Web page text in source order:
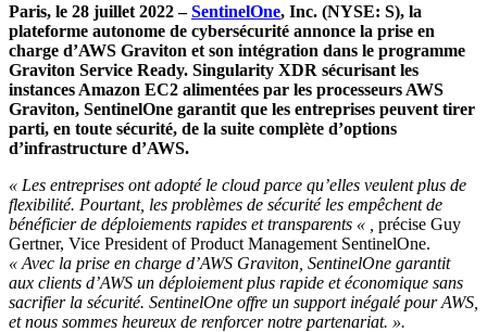
Paris, le 28 juillet 2022 –SentinelOne, Inc. (NYSE: S), la
plateforme autonome de cybersécurité annonce la prise en
charge d’AWS Graviton et son intégration dans le programme
Graviton Service Ready. Singularity XDR sécurisant les
instances Amazon EC2 alimentées par les processeurs AWS
Graviton, SentinelOne garantit que les entreprises peuvent tirer
parti, en toute sécurité, de la suite complète d’options
d’infrastructure d’AWS.
« Les entreprises ont adopté le cloud parce qu’elles veulent plus de
flexibilité. Pourtant, les problèmes de sécurité les empêchent de
bénéficier de déploiements rapides et transparents « ,
précise Guy
Gertner, Vice President of Product Management SentinelOne.
« Avec la prise en charge d’AWS Graviton, SentinelOne garantit
aux clients d’AWS un déploiement plus rapide et économique sans
sacrifier la sécurité. SentinelOne offre un support inégalé pour AWS,
et nous sommes heureux de renforcer notre partenariat. ».